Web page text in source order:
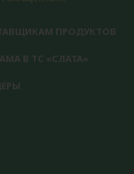
ПРОДУКТОВ
В ТС «СЛАТА»